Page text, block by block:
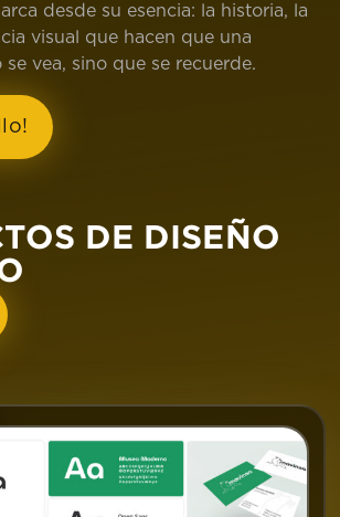
desde su esencia: la historia, la
visual que hacen que una
se vea, sino que se recuerde.
DE DISEÑO